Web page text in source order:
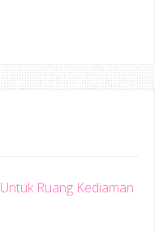
Ruang Kediaman